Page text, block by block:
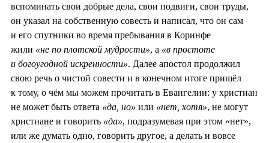
вспоминать свои добрые дела, свои подвиги, свои труды,
он указал на собственную совесть и написал, что он сам
и его спутники во время пребывания в Коринфе
жили «не по плотской мудрости», а «в простоте
и богоугодной искренности». Далее апостол продолжил
свою речь о чистой совести и в конечном итоге пришёл
к тому, о чём мы можем прочитать в Евангелии: у христиан
не может быть ответа «да, но» или «нет, хотя», не могут
христиане и говорить «да», подразумевая при этом «нет»,
или же думать одно, говорить другое, а делать и вовсе